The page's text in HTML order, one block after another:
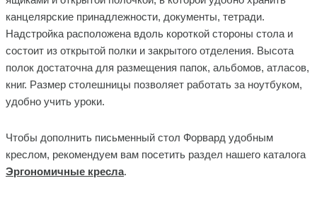
канцелярские принадлежности, документы, тетради.
Надстройка расположена вдоль короткой стороны стола и
состоит из открытой полки и закрытого отделения. Высота
полок достаточна для размещения папок, альбомов, атласов,
книг. Размер столешницы позволяет работать за ноутбуком,
удобно учить уроки.
Чтобы дополнить письменный стол Форвард удобным
креслом, рекомендуем вам посетить раздел нашего каталога
Эргономичные кресла.